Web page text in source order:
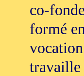
co-
formé
travaille